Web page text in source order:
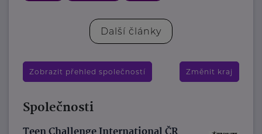
Další články
Zobrazit přehled společností Změnit kraj
Společnosti